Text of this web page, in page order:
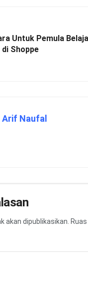
Untuk Pemula
di Shoppe
Arif Naufal
akan dipublikasikan.